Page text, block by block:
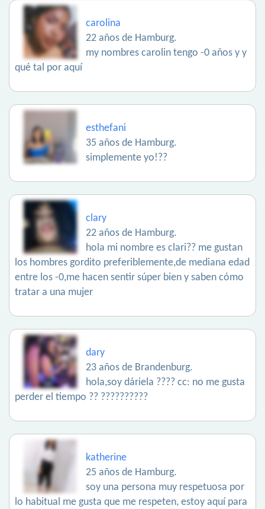
carolina
22 años de Hamburg.
my nombres carolin tengo -0 años y y
qué tal por aquí
esthefani
35 años de Hamburg.
simplemente yo!??
clary
22 años de Hamburg.
hola mi nombre es clari?? me gustan
los hombres gordito preferiblemente,de mediana edad
entre los -0,me hacen sentir súper bien y saben cómo
tratar a una mujer
dary
23 años de Brandenburg.
hola,soy dáriela ???? cc: no me gusta
perder el tiempo ?? ??????????
katherine
25 años de Hamburg.
soy una persona muy respetuosa por
lo habitual me gusta que me respeten, estoy aquí para